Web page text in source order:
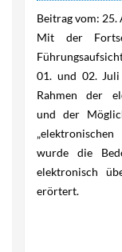
Beitrag vom: 25.
Mit der
01. und 02.
Rahmen der
und der
wurde die
elektronisch
erörtert.